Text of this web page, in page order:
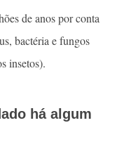
de anos por conta
bactéria e fungos
insetos).
há algum